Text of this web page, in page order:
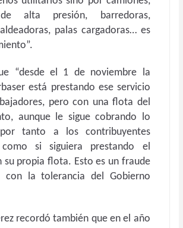
alta presión, barredoras,
palas cargadoras… es
“desde el 1 de noviembre la
está prestando ese servicio
pero con una flota del
aunque le sigue cobrando lo
tanto a los contribuyentes
como si siguiera prestando el
su propia flota. Esto es un fraude
con la tolerancia del Gobierno
recordó también que en el año